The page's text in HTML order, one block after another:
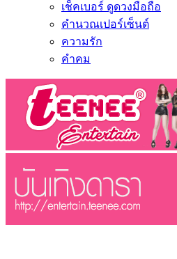
เช็คเบอร์ ดูดวงมือถือ
คำนวณเปอร์เซ็นต์
ความรัก
คำคม